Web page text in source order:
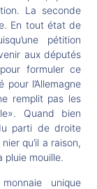
La seconde
En tout état de
pétition
aux députés
formuler ce
l’Allemagne
remplit pas les
Quand bien
parti de droite
qu’il a raison,
pluie mouille.
unique